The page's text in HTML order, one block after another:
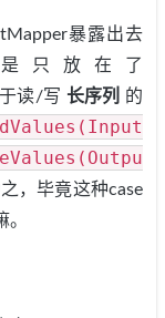
暴露出去
只放在了
读/写 长序列
的
，毕竟这种case